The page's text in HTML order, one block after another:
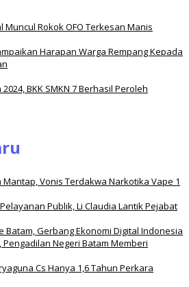
Muncul Rokok OFO Terkesan Manis
Harapan Warga Rempang Kepada
BKK SMKN 7 Berhasil Peroleh
Vonis Terdakwa Narkotika Vape 1
Publik, Li Claudia Lantik Pejabat
Batam, Gerbang Ekonomi Digital Indonesia
Pengadilan Negeri Batam Memberi
Cs Hanya 1,6 Tahun Perkara